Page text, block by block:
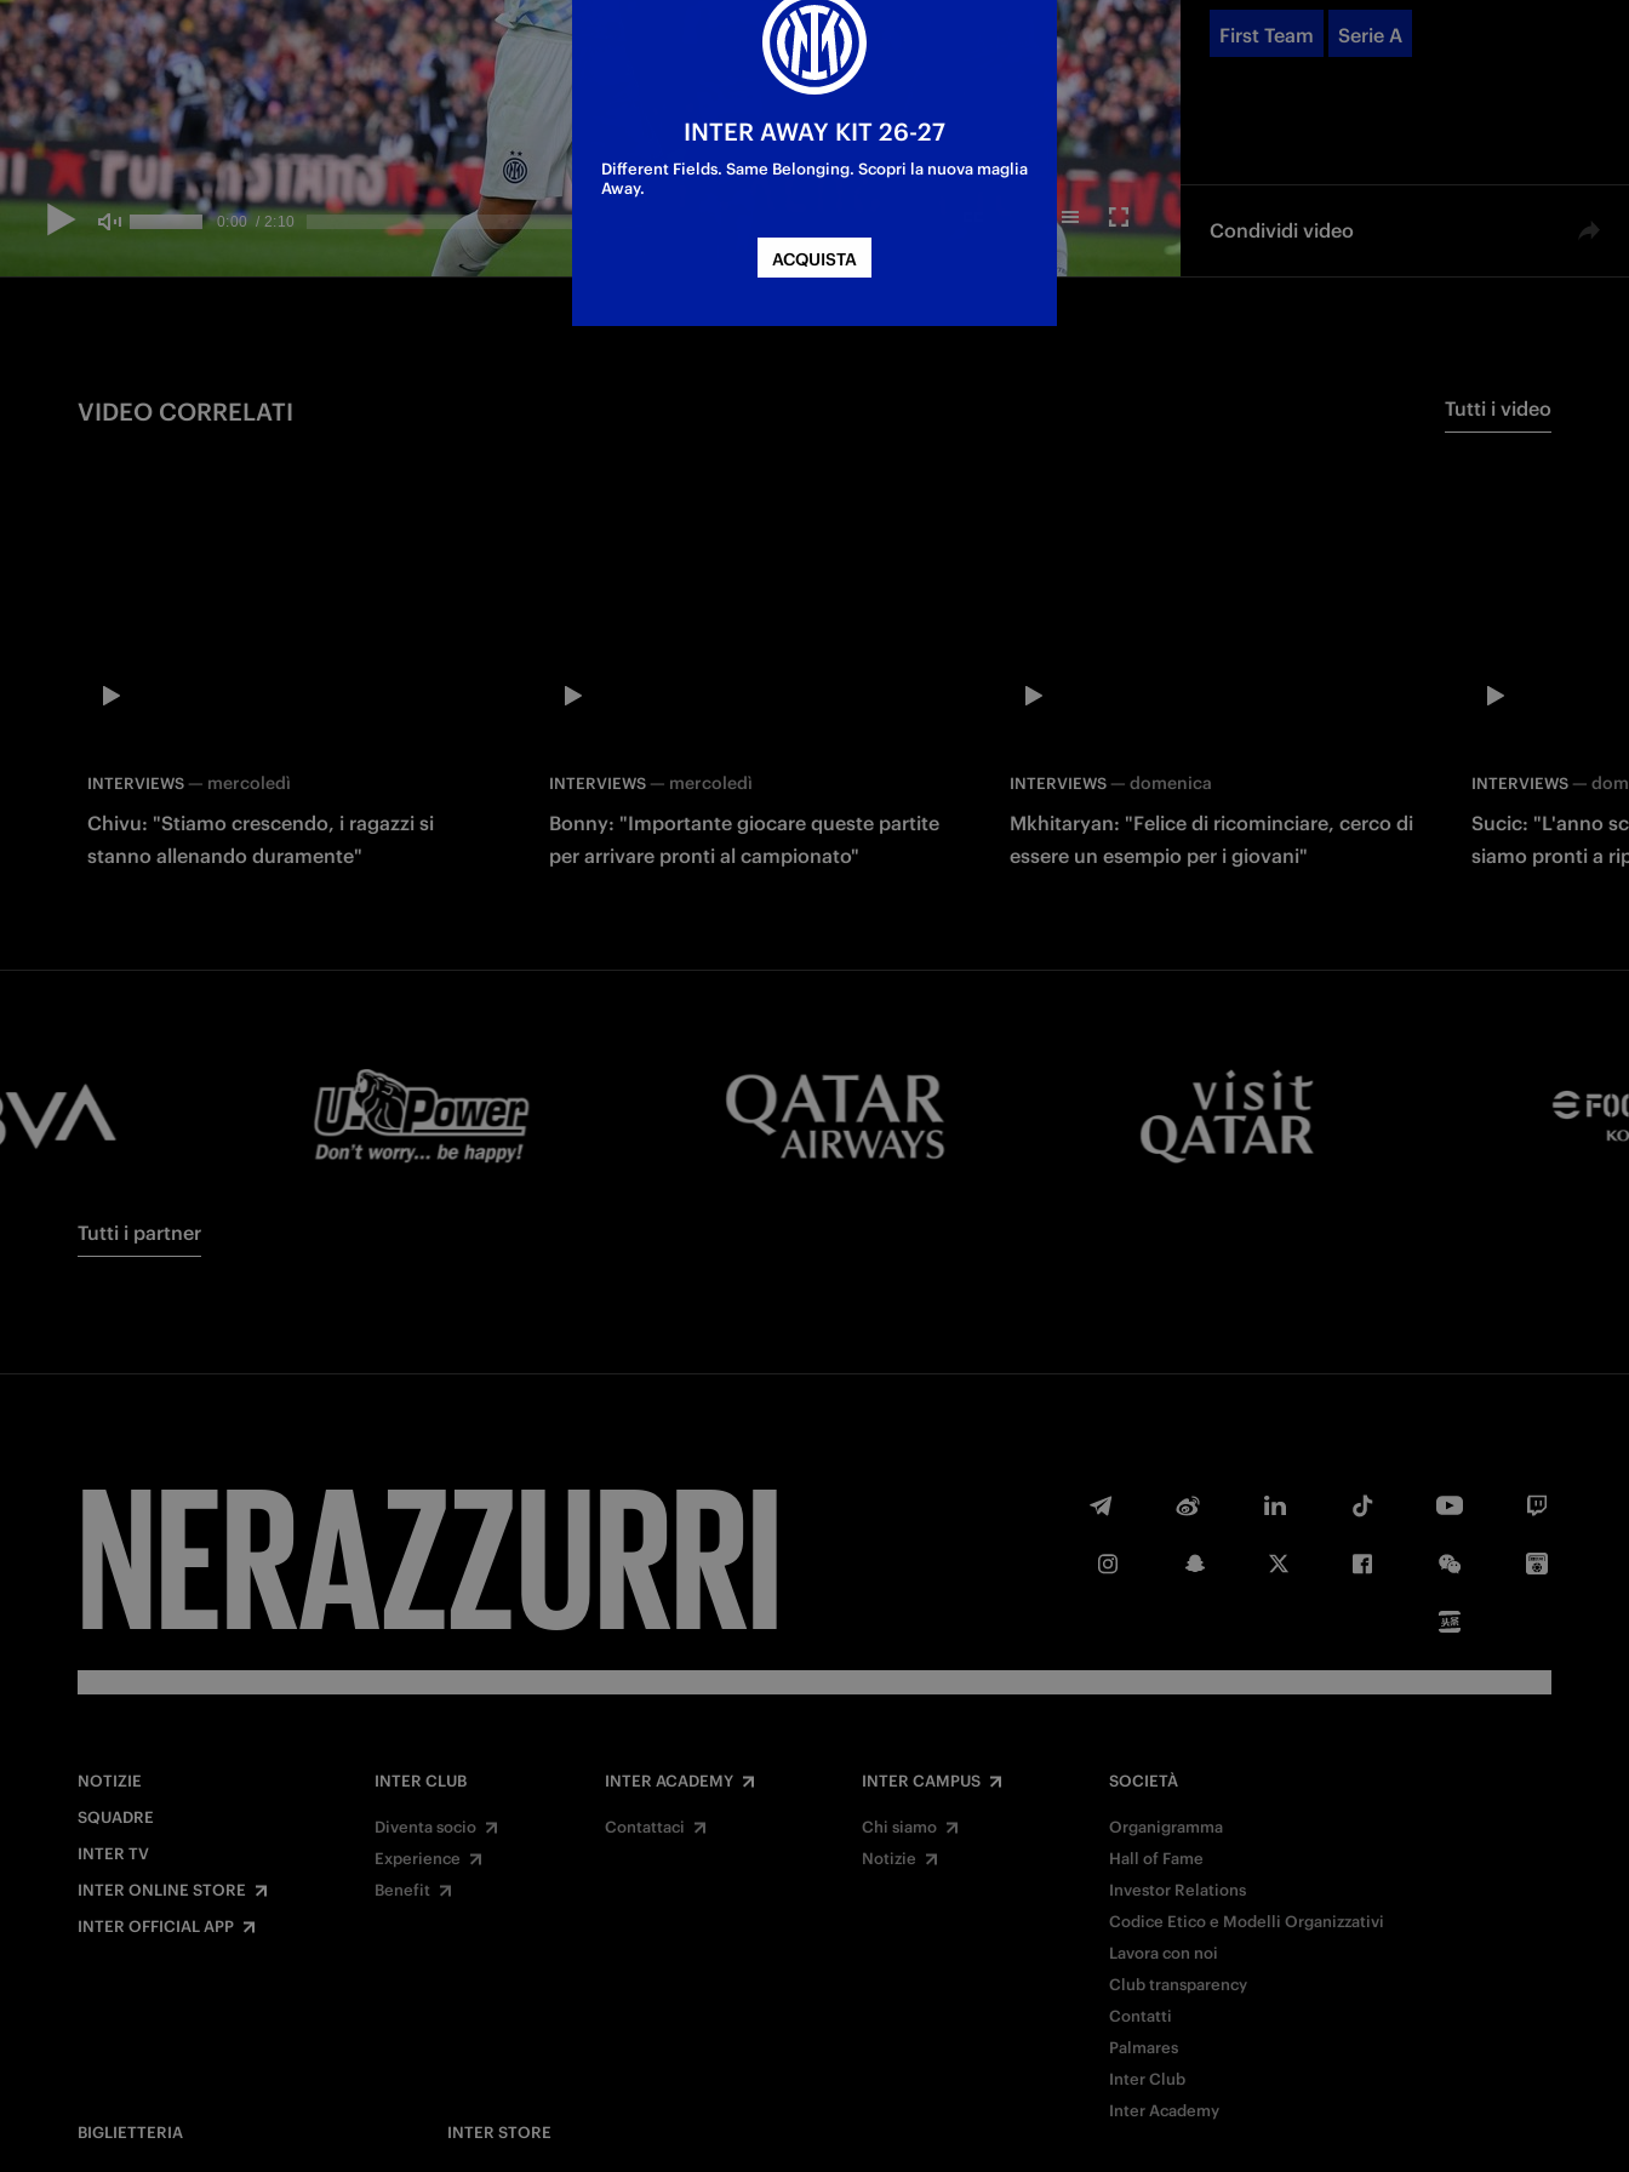
First Team Serie A
Condividi video
Twitter
VIDEO CORRELATI Tutti i video
INTERVIEWS — mercoledì
Chivu: "Stiamo crescendo, i ragazzi si
stanno allenando duramente"
INTERVIEWS— mercoledì
Bonny: "Importante giocare queste partite
per arrivare pronti al campionato"
INTERVIEWS —domenica
Mkhitaryan: "Felice di ricominciare, cerco di
essere un esempio per i giovani"
INTERVIEWS—
Sucic: "L'anno
siamo pronti a
Tutti i partner
FORZA
NOTIZIE
SQUADRE
INTER TV
INTER ONLINE STORE
INTER OFFICIAL APP
INTER CLUB
Diventa socio
Experience
Benefit
INTER ACADEMY
Contattaci
INTER CAMPUS
Chi siamo
Notizie
SOCIETÀ
Organigramma
Hall of Fame
Investor Relations
Codice Etico e Modelli Organizzativi
Lavora con noi
Club transparency
Contatti
Palmares
Inter Club
Inter Academy
BIGLIETTERIA
INTER STORE
INTER AWAY KIT 26-27
Different Fields. Same Belonging. Scopri la nuova maglia
Away.
ACQUISTA